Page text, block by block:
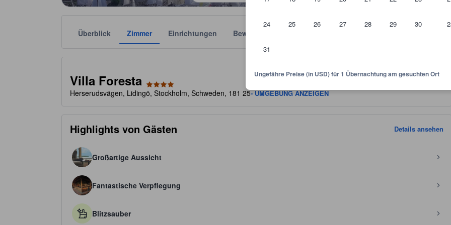
24 25 26 27 28 29 30
31
Ungefähre Preise (in USD) für 1 Übernachtung am gesuchten Ort
Überblick Zimmer Einrichtungen Bewertungen
Villa Foresta
Herserudsvägen, Lidingö, Stockholm, Schweden, 181 25- UMGEBUNG ANZEIGEN
Highlights von Gästen Details ansehen
Großartige Aussicht
Fantastische Verpflegung
Blitzsauber